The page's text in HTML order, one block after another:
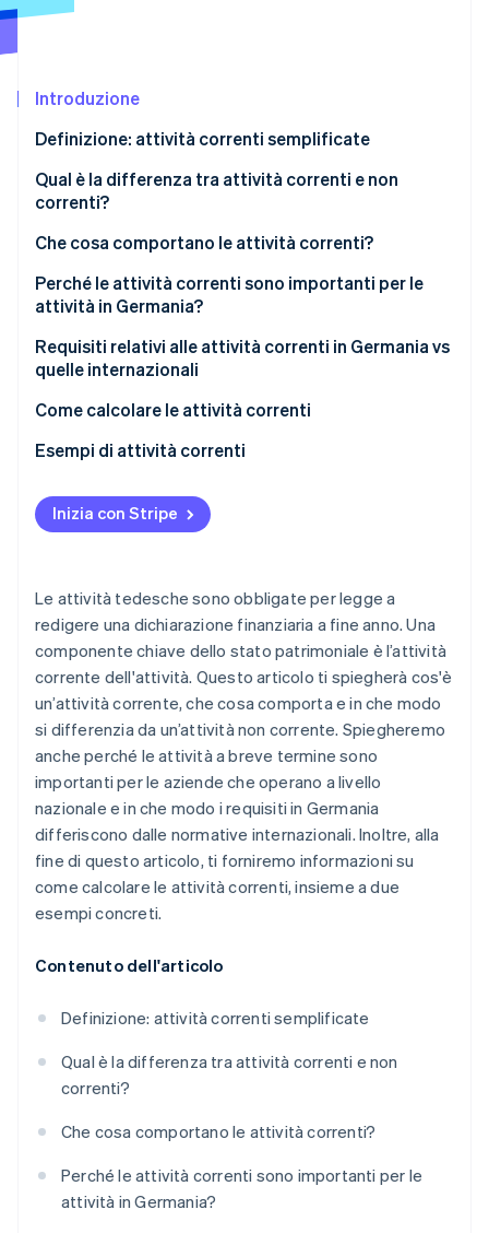
Scopri cosa ti aspetta
Atlas
Rimozione del carbonio
Identity
Stripe Sessions 2026
Scopri come Stripe sta costruendo l'infrastruttura
Introduzione
Definizione: attività correnti semplificate
Qual è la differenza tra attività correnti e non
correnti?
Che cosa comportano le attività correnti?
Perché le attività correnti sono importanti per le
attività in Germania?
Assicurazione di liquidità
Stabilità e flessibilità
Gestione equilibrata
Requisiti relativi alle attività correnti in Germania vs
quelle internazionali
HGB vs IFRS: le differenze più importanti per le
Come calcolare le attività correnti
Esempi di attività correnti
Esempio 1: piccola attività di commercio al dettaglio
Esempio 2: azienda di ingegneria meccanica di
Inizia con Stripe
Le attività tedesche sono obbligate per legge a
redigere una dichiarazione finanziaria a fine anno. Una
componente chiave dello stato patrimoniale è l’attività
corrente dell'attività. Questo articolo ti spiegherà cos'è
un’attività corrente, che cosa comporta e in che modo
si differenzia da un’attività non corrente. Spiegheremo
anche perché le attività a breve termine sono
importanti per le aziende che operano a livello
nazionale e in che modo i requisiti in Germania
differiscono dalle normative internazionali. Inoltre, alla
fine di questo articolo, ti forniremo informazioni su
come calcolare le attività correnti, insieme a due
esempi concreti.
Contenuto dell'articolo
Definizione: attività correnti semplificate
Qual è la differenza tra attività correnti e non
correnti?
Che cosa comportano le attività correnti?
Perché le attività correnti sono importanti per le
attività in Germania?